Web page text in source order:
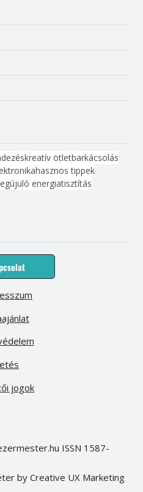
kreatív ötletbarkácsolás
hasznos tippek
energiatisztítás
jogok
ISSN 1587-
by Creative UX Marketing